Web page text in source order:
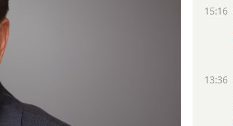
15:16
13:36